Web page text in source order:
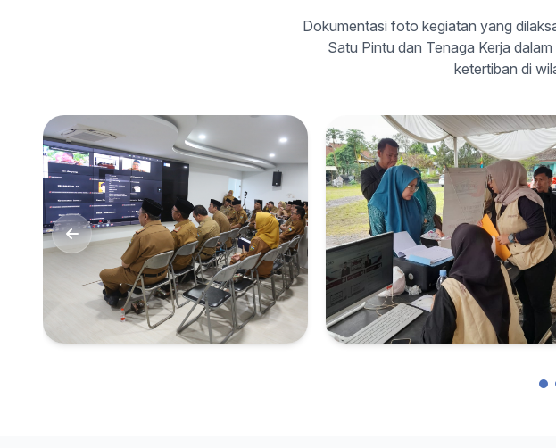
Dokumentasi foto kegiatan yang
Satu Pintu dan Tenaga Kerja
ketertiban di